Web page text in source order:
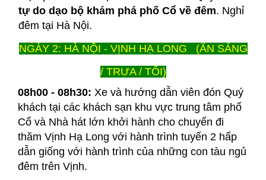
tự do dạo bộ khám phá phố Cổ về đêm. Nghỉ
đêm tại Hà Nội.
NGÀY 2: HÀ NỘI - VỊNH HẠ LONG (ĂN SÁNG
/ TRƯA / TỐI)
08h00 - 08h30: Xe và hướng dẫn viên đón Quý
khách tại các khách sạn khu vực trung tâm phố
Cổ và Nhà hát lớn khởi hành cho chuyến đi
thăm Vịnh Hạ Long với hành trình tuyến 2 hấp
dẫn giống với hành trình của những con tàu ngủ
đêm trên Vịnh.